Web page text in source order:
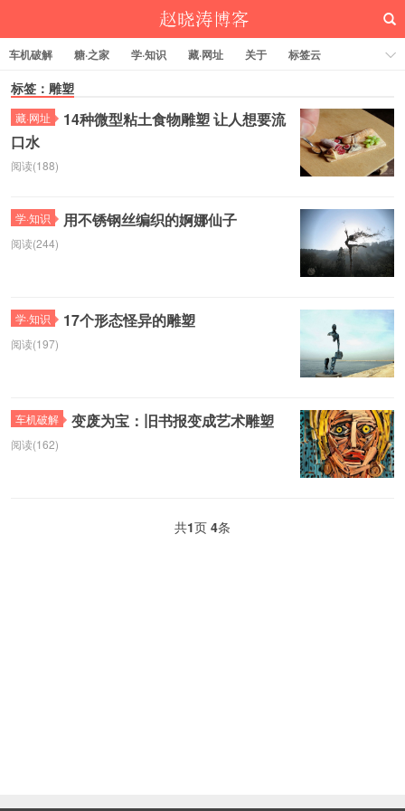
车机破解 糖·之家 学·知识 藏·网址 关于 标签云
标签：雕塑
藏·网址
14种微型粘土食物雕塑 让人想要流
口水
阅读(188)
学·知识 用不锈钢丝编织的婀娜仙子
阅读(244)
学·知识 17个形态怪异的雕塑
阅读(197)
车机破解 变废为宝：旧书报变成艺术雕塑
阅读(162)
共1页 4条